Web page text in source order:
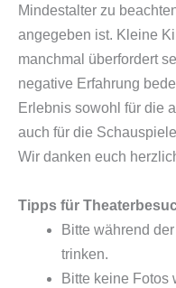
Mindestalter zu
angegeben ist. Kleine
manchmal überfordert
negative Erfahrung
Erlebnis sowohl für die
auch für die
Wir danken euch
Tipps für
Bitte während
trinken.
Bitte keine Fotos